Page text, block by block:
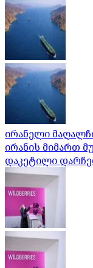
ირანელი
ირანის მიმართ
დაკეტილი